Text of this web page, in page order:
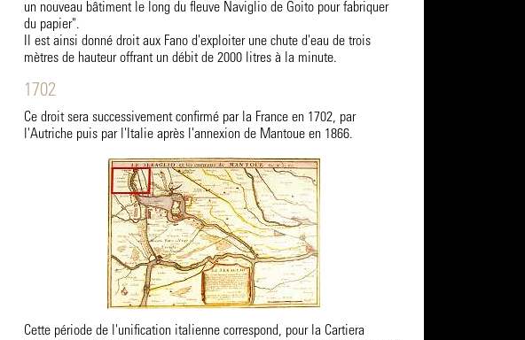
un nouveau bâtiment le long du fleuve Naviglio de Goito pour fabriquer
du papier".
Il est ainsi donné droit aux Fano d'exploiter une chute d'eau de trois
mètres de hauteur offrant un débit de 2000 litres à la minute.
1702
Ce droit sera successivement confirmé par la France en 1702, par
l'Autriche puis par l'Italie après l'annexion de Mantoue en 1866.
Cette période de l'unification italienne correspond, pour la Cartiera